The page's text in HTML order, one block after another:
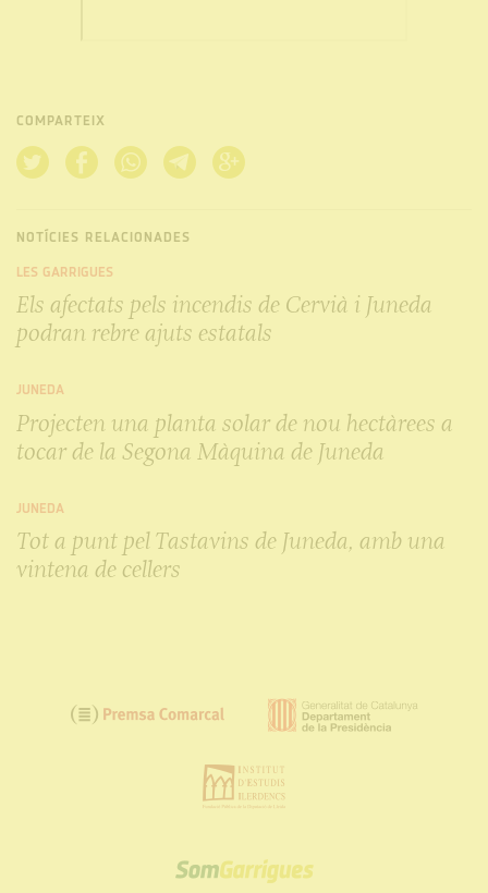
COMPARTEIX
NOTÍCIES RELACIONADES
LES GARRIGUES
Els afectats pels incendis de Cervià i Juneda
podran rebre ajuts estatals
JUNEDA
Projecten una planta solar de nou hectàrees a
tocar de la Segona Màquina de Juneda
JUNEDA
Tot a punt pel Tastavins de Juneda, amb una
vintena de cellers
SOM
GARRIGUES